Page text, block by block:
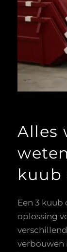
Alles
kuub
Een 3
oplossing
verbouwen